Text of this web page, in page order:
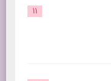
11